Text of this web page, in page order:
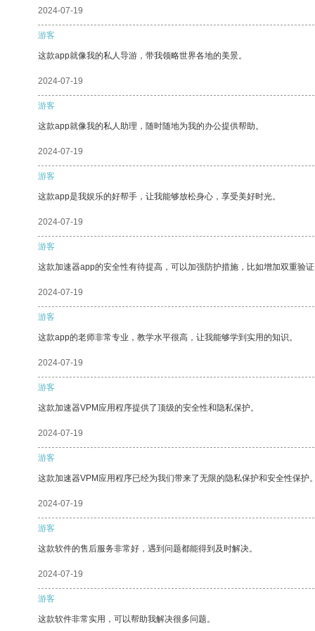
2024-07-19
游客
这款app就像我的私人导游，带我领略世界各地的美景。
2024-07-19
游客
这款app就像我的私人助理，随时随地为我的办公提供帮助。
2024-07-19
游客
这款app是我娱乐的好帮手，让我能够放松身心，享受美好时光。
2024-07-19
游客
这款加速器app的安全性有待提高，可以加强防护措施，比如增加双重验
2024-07-19
游客
这款app的老师非常专业，教学水平很高，让我能够学到实用的知识。
2024-07-19
游客
这款加速器VPM应用程序提供了顶级的安全性和隐私保护。
2024-07-19
游客
这款加速器VPM应用程序已经为我们带来了无限的隐私保护和安全性保护
2024-07-19
游客
这款软件的售后服务非常好，遇到问题都能得到及时解决。
2024-07-19
游客
这款软件非常实用，可以帮助我解决很多问题。